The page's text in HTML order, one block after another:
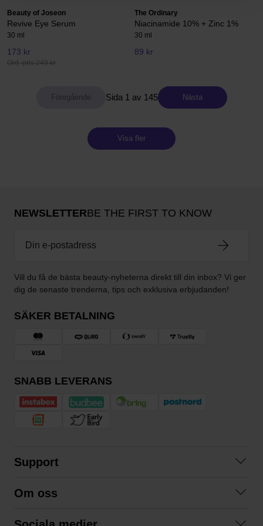
Beauty of Joseon
Revive Eye Serum
30 ml
173 kr
Ord. pris 249 kr
The Ordinary
Niacinamide 10% + Zinc 1%
30 ml
89 kr
Sida 1 av 145 Nästa
Visa fler
NEWSLETTERBE THE FIRST TO KNOW
Vill du få de bästa beauty-nyheterna direkt till din inbox? Vi ger
dig de senaste trenderna, tips och exklusiva erbjudanden!
SÄKER BETALNING
SNABB LEVERANS
Support
Köpvillkor
Om oss